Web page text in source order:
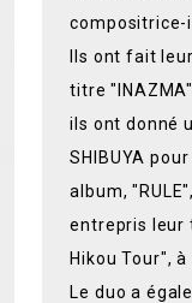
compositrice-
Ils ont fait
titre
ils ont donné
SHIBUYA
album,
entrepris leur
Hikou Tour",
Le duo a